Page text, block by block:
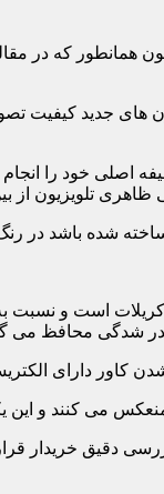
همانطور که
جدید کیفیت
اصلی خود را
تلویزیون
است و نسبت
محافظ می
دقیق خریدار